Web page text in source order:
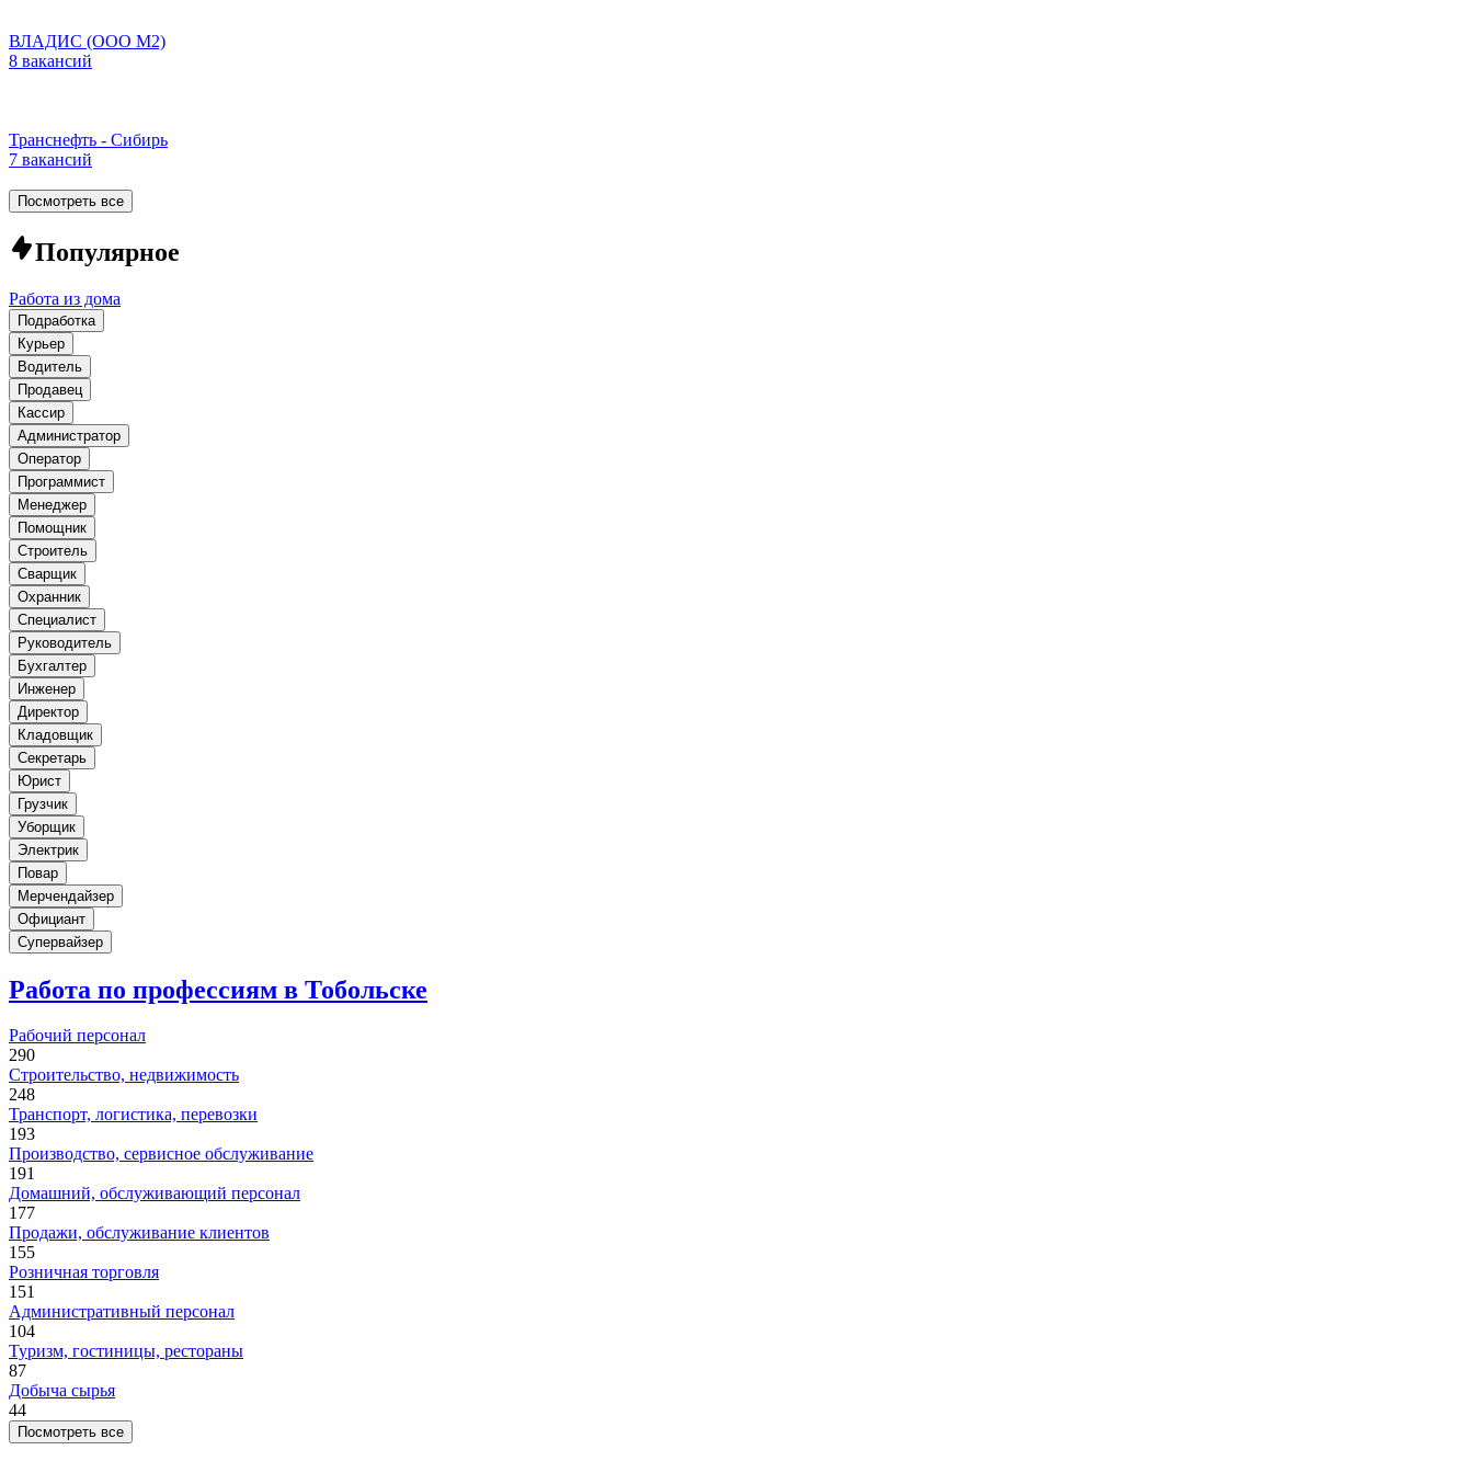
ВЛАДИС (ООО М2)
8 вакансий
Транснефть - Сибирь
7 вакансий
Посмотреть все
Популярное
Работа из дома
Подработка
Курьер
Водитель
Продавец
Кассир
Администратор
Оператор
Программист
Менеджер
Помощник
Строитель
Сварщик
Охранник
Специалист
Руководитель
Бухгалтер
Инженер
Директор
Кладовщик
Секретарь
Юрист
Грузчик
Уборщик
Электрик
Повар
Мерчендайзер
Официант
Супервайзер
Работа по профессиям в Тобольске
Рабочий персонал
290
Строительство, недвижимость
248
Транспорт, логистика, перевозки
193
Производство, сервисное обслуживание
191
Домашний, обслуживающий персонал
177
Продажи, обслуживание клиентов
155
Розничная торговля
151
Административный персонал
104
Туризм, гостиницы, рестораны
87
Добыча сырья
44
Посмотреть все